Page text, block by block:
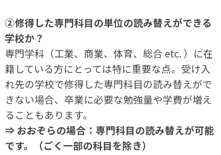
②修得した専門科目の単位の読み替えができる
学校か？
専門学科（工業、商業、体育、総合 etc. ）に在
籍している方にとっては特に重要な点。受け入
れ先の学校で修得した専門科目の読み替えがで
きない場合、卒業に必要な勉強量や学費が増え
ることもあります。
⇒ おおぞらの場合：専門科目の読み替えが可能
です。（ごく一部の科目を除き）